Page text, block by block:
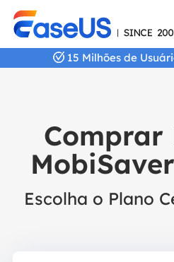
15 Milhões de
Comprar
Escolha o Plano